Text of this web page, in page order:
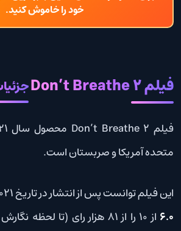
خود را خاموش کنید.
فیلم Don’t Breathe 2
متحده آمریکا و صربستان است.
این فیلم توانست پس از انتشار در تاریخ August 13, 2021 امتیاز
6.0
از 10 را از 81 هزار رای (تا